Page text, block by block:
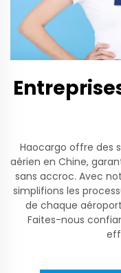
Haocargo offre des
aérien en Chine,
sans accroc. Avec
simplifions les
de chaque
Faites-nous